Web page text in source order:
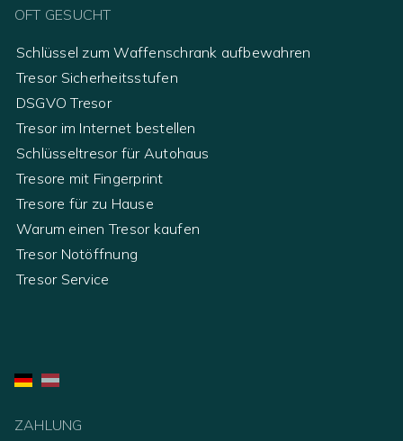
OFT GESUCHT
Schlüssel zum Waffenschrank aufbewahren
Tresor Sicherheitsstufen
DSGVO Tresor
Tresor im Internet bestellen
Schlüsseltresor für Autohaus
Tresore mit Fingerprint
Tresore für zu Hause
Warum einen Tresor kaufen
Tresor Notöffnung
Tresor Service
ZAHLUNG